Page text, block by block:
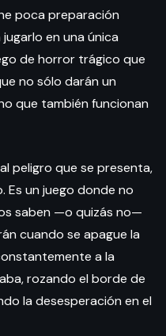
poca preparación
en una única
de horror trágico que
no sólo darán un
que también funcionan
peligro que se presenta,
Es un juego donde no
saben —o quizás no—
cuando se apague la
a la
rozando el borde de
la desesperación en el